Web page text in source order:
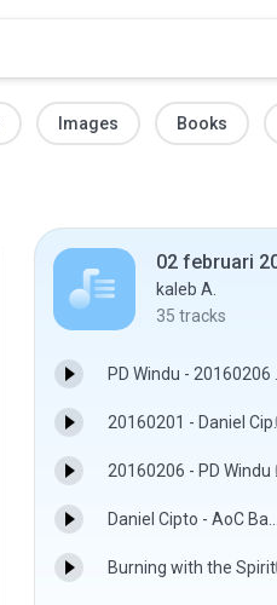
Images Books
02 februari
kaleb A.
35 tracks
PD Windu - 20160206 16 kBPs.mp3
20160201 - Daniel Cipto - AoC Bandung 16 kBPs.mp3
20160206 - PD Windu 16 kBPs.mp3
Daniel Cipto - AoC Bandung - 20160201 16 kBPs.mp3
Burning with the Spirit (sore) - Hengky Kusworo 16 kBPs.mp3